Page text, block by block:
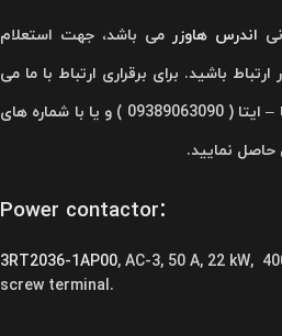
اندرس هاوزر می باشد، جهت استعلام
باشید. برای برقراری ارتباط با ما می
توانید به صورت آنلاین از طریق واتساپ – تلگرام – روبیکا – ایتا ( 09389063090 ) و یا با شماره های
Power contactor:
3RT2036-1AP00, AC-3, 50 A, 22 kW,
screw terminal.